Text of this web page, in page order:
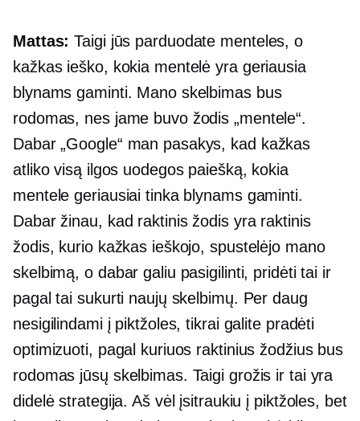
Mattas: Taigi jūs parduodate menteles, o
kažkas ieško, kokia mentelė yra geriausia
blynams gaminti. Mano skelbimas bus
rodomas, nes jame buvo žodis „mentele“.
Dabar „Google“ man pasakys, kad kažkas
atliko visą ilgos uodegos paiešką, kokia
mentele geriausiai tinka blynams gaminti.
Dabar žinau, kad raktinis žodis yra raktinis
žodis, kurio kažkas ieškojo, spustelėjo mano
skelbimą, o dabar galiu pasigilinti, pridėti tai ir
pagal tai sukurti naujų skelbimų. Per daug
nesigilindami į piktžoles, tikrai galite pradėti
optimizuoti, pagal kuriuos raktinius žodžius bus
rodomas jūsų skelbimas. Taigi grožis ir tai yra
didelė strategija. Aš vėl įsitraukiu į piktžoles, bet